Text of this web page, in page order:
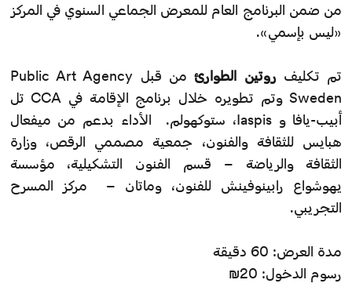
من ضمن البرنامج العام للمعرض الجماعي السنوي في المركز
«ليس بإسمي».
تم تكليف روتين الطوارئ
من قبل Public Art Agency
Sweden وتم تطويره خلال برنامج الإقامة في CCA تل
أبيب-يافا و Iaspis، ستوكهولم. الأداء بدعم من ميفعال
هبايس للثقافة والفنون، جمعية مصممي الرقص، وزارة
الثقافة والرياضة – قسم الفنون التشكيلية، مؤسسة
يهوشواع رابينوفينش للفنون، وماتان – مركز المسرح
التجريبي.
مدة العرض: 60 دقيقة
رسوم الدخول: 20₪